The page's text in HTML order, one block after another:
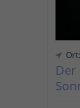
Der